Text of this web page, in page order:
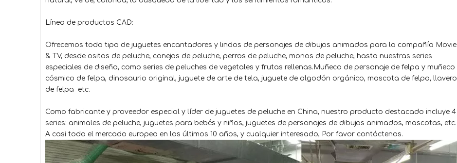
Línea de productos CAD:
Ofrecemos todo tipo de juguetes encantadores y lindos de personajes de dibujos animados para la compañía Movie
& TV, desde ositos de peluche, conejos de peluche, perros de peluche, monos de peluche, hasta nuestras series
especiales de diseño, como series de peluches de vegetales y frutas rellenas.Muñeco de personaje de felpa y muñeco
cósmico de felpa, dinosaurio original, juguete de arte de tela, juguete de algodón orgánico, mascota de felpa, llavero
de felpa etc.
Como fabricante y proveedor especial y líder de juguetes de peluche en China, nuestro producto destacado incluye 4
series: animales de peluche, juguetes para bebés y niños, juguetes de personajes de dibujos animados, mascotas, etc.
A casi todo el mercado europeo en los últimos 10 años, y cualquier interesado, Por favor contáctenos.